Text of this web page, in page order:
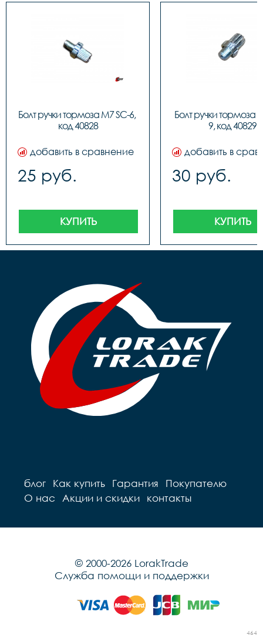
Болт ручки тормоза M7 SC-6,
код 40828
добавить в сравнение
25 руб.
КУПИТЬ
Болт ручки тормоза
9, код 40829
добавить в
30 руб.
КУПИТЬ
блог Как купить Гарантия
Покупателю
О нас
Акции и скидки контакты
© 2000-2026 LorakTrade
Служба помощи и поддержки
464